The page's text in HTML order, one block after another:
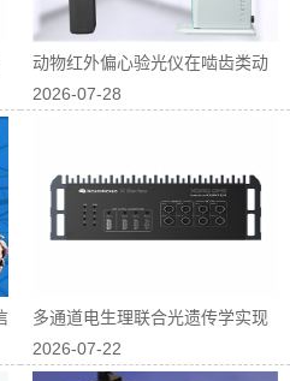
动物红外偏心验光仪在啮齿类动
物屈光研究中...
2026-07-28
多通道电生理联合光遗传学实现
神经回路因果...
2026-07-22